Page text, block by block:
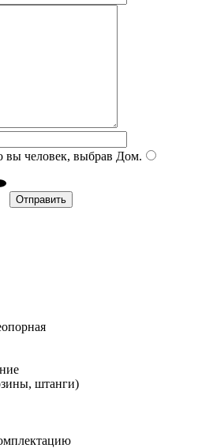
вы человек, выбрав Дом.
штанги)